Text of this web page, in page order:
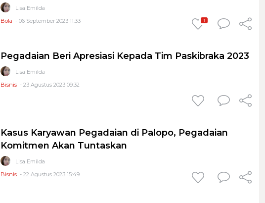
Lisa Emilda
Bola - 06 September 2023 11:33 1
Pegadaian Beri Apresiasi Kepada Tim Paskibraka 2023
Lisa Emilda
Bisnis - 23 Agustus 2023 09:32
Kasus Karyawan Pegadaian di Palopo, Pegadaian
Komitmen Akan Tuntaskan
Lisa Emilda
Bisnis - 22 Agustus 2023 15:49